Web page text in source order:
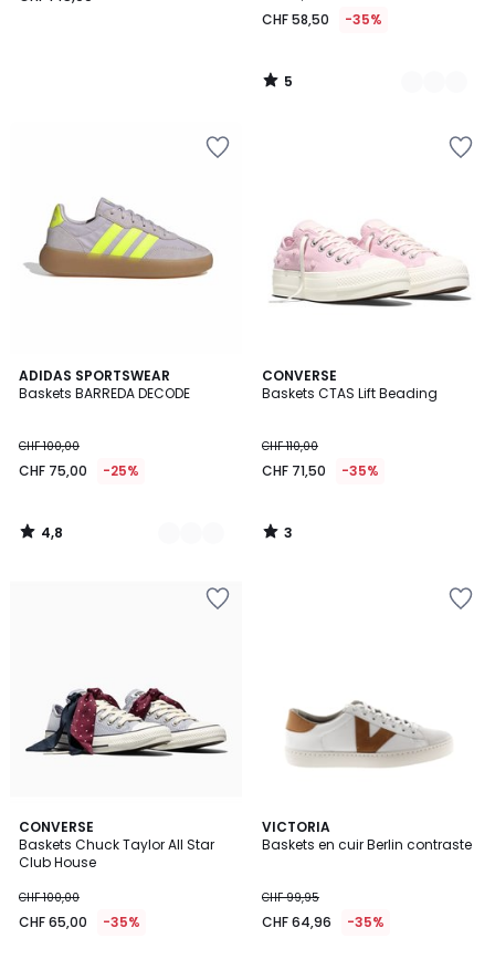
CHF 58,50 -35%
5
/
ADIDAS SPORTSWEAR
Baskets BARREDA DECODE
CHF 100,00
CHF 75,00 -25%
4,8
/ 5
3
Couleurs
4,8
/
CONVERSE
Baskets CTAS Lift Beading
CHF 110,00
CHF 71,50 -35%
3
/
3
/
CONVERSE
Baskets Chuck Taylor All Star
Club House
CHF 100,00
CHF 65,00 -35%
VICTORIA
Baskets en cuir Berlin contraste
CHF 99,95
CHF 64,96 -35%
4,5
/ 5
2
Couleurs